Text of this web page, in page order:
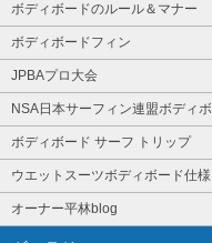
ボディボードのルール＆マナー
ボディボードフィン
JPBAプロ大会
NSA日本サーフィン連盟ボディ
ボディボード サーフ トリップ
ウエットスーツボディボード仕様
オーナー平林blog